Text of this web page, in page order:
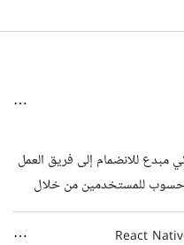
للانضمام إلى فريق العمل
للمستخدمين من خلال
المناسب بالقدرة على تحويل
والفائدة. المهام الوظيفية